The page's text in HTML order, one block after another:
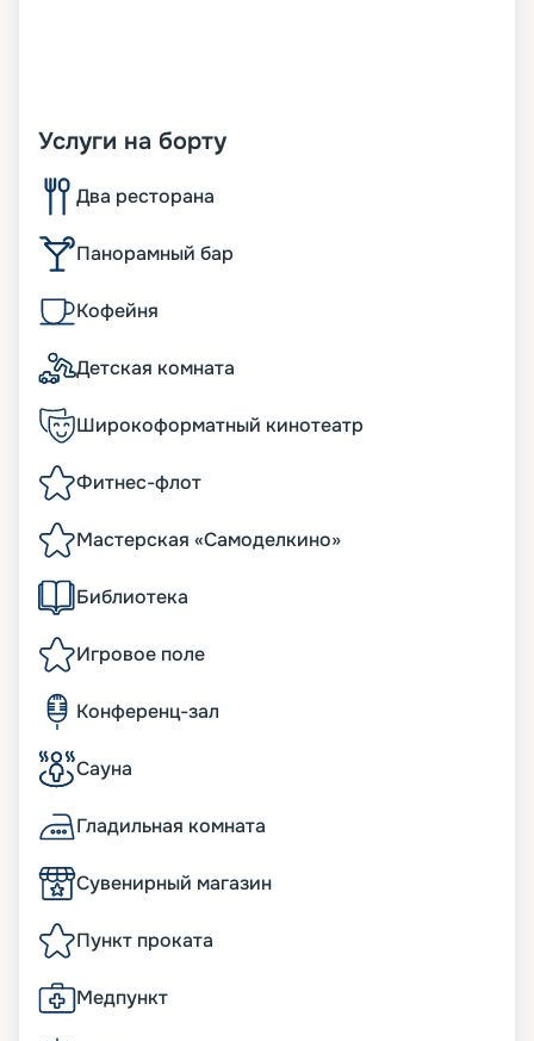
Услуги на борту
Два ресторана
Панорамный бар
Кофейня
Детская комната
Широкоформатный кинотеатр
Фитнес-флот
Мастерская «Самоделкино»
Библиотека
Игровое поле
Конференц-зал
Сауна
Гладильная комната
Сувенирный магазин
Пункт проката
Медпункт